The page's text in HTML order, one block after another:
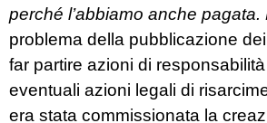
perché l’abbiamo anche
problema della pubblicazione
far partire azioni di
eventuali azioni legali di
era stata commissionata la